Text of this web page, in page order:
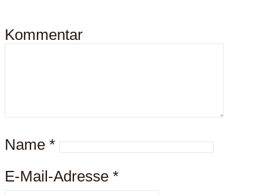
Kommentar
Name *
E-Mail-Adresse *